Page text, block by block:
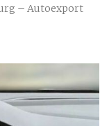
– Autoexport